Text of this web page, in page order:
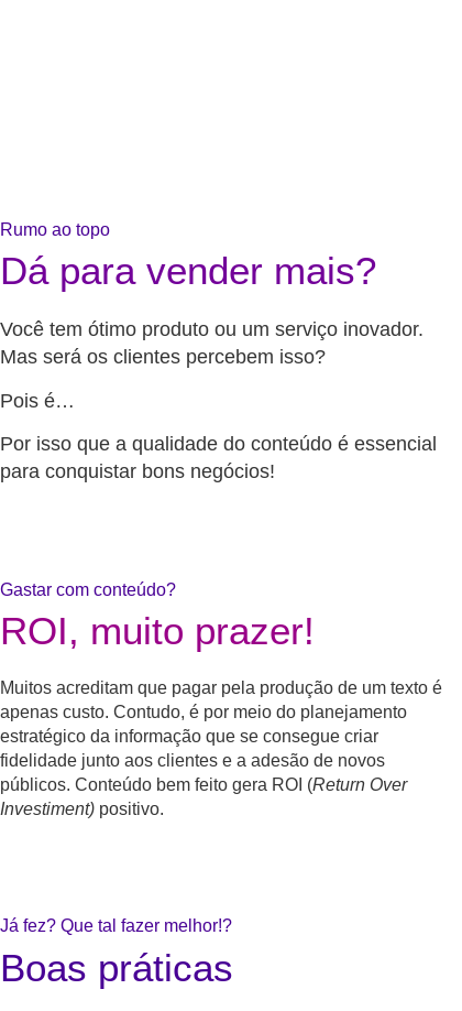
Rumo ao topo
Dá para vender mais?
Você tem ótimo produto ou um serviço inovador.
Mas será os clientes percebem isso?
Pois é…
Por isso que a qualidade do conteúdo é essencial
para conquistar bons negócios!
Gastar com conteúdo?
ROI, muito prazer!
Muitos acreditam que pagar pela produção de um texto é
apenas custo. Contudo, é por meio do planejamento
estratégico da informação que se consegue criar
fidelidade junto aos clientes e a adesão de novos
públicos. Conteúdo bem feito gera ROI (Return Over
Investiment) positivo.
Já fez? Que tal fazer melhor!?
Boas práticas